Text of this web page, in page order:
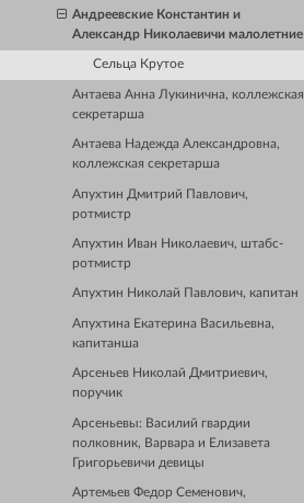
Андреевские Константин и
Александр Николаевичи малолетние
Сельца Крутое
Антаева Анна Лукинична, коллежская
секретарша
Антаева Надежда Александровна,
коллежская секретарша
Апухтин Дмитрий Павлович,
ротмистр
Апухтин Иван Николаевич, штабс-
ротмистр
Апухтин Николай Павлович, капитан
Апухтина Екатерина Васильевна,
капитанша
Арсеньев Николай Дмитриевич,
поручик
Арсеньевы: Василий гвардии
полковник, Варвара и Елизавета
Григорьевичи девицы
Артемьев Федор Семенович,